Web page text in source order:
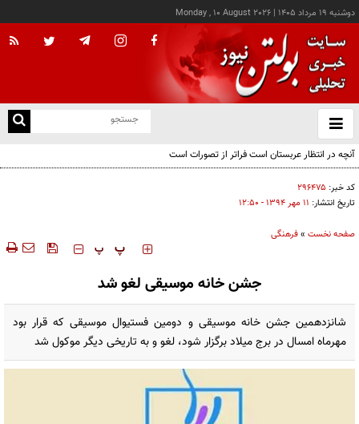
دوشنبه ۱۹ مرداد ۱۴۰۵ |
Monday , 10 August 2026
باز
و
آنچه در انتظار عربستان است فراتر از تصورات است
کد خبر: ۲۹۶۴۷۵
تاریخ انتشار: ۱۱ مهر ۱۳۹۴ - ۱۲:۵۰
صفحه نخست »فرهنگی
‍‍‍ پ پ
جشن خانه موسیقی لغو شد
شانزدهمین جشن خانه موسیقی و دومین فستیوال موسیقی که قرار بود
مهرماه امسال در برج میلاد برگزار شود، لغو و به تاریخی دیگر موکول شد